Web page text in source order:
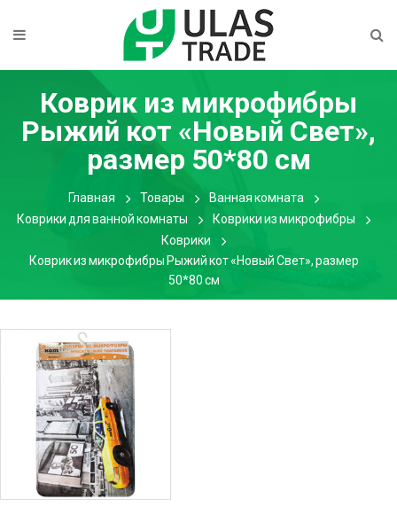
Коврик из микрофибры
Рыжий кот «Новый Свет»,
размер 50*80 см
Главная Товары
Ванная комната
Коврики для ванной комнаты
Коврики из микрофибры
Коврики
Коврик из микрофибры Рыжий кот «Новый Свет», размер
50*80 см